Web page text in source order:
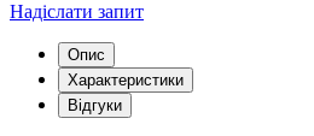
Надіслати запит
Опис
Характеристики
Відгуки